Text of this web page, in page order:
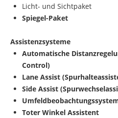
Licht- und Sichtpaket
Spiegel-Paket
Assistenzsysteme
Automatische
Control)
Lane Assist
Side Assist
Toter Winkel Assistent